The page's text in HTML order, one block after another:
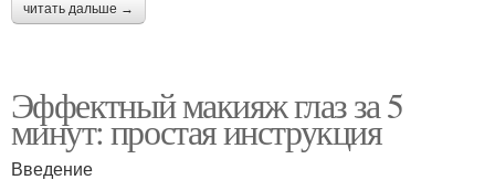
читать дальше →
Эффектный макияж глаз за 5
минут: простая инструкция
Введение